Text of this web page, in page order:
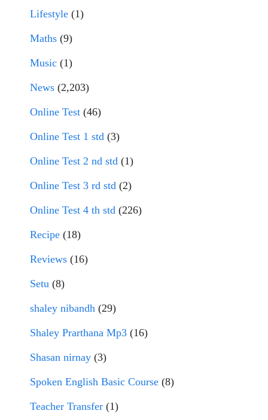
Lifestyle (1)
Maths (9)
Music (1)
News (2,203)
Online Test (46)
Online Test 1 std (3)
Online Test 2 nd std (1)
Online Test 3 rd std (2)
Online Test 4 th std (226)
Recipe (18)
Reviews (16)
Setu (8)
shaley nibandh (29)
Shaley Prarthana Mp3 (16)
Shasan nirnay (3)
Spoken English Basic Course (8)
Teacher Transfer (1)